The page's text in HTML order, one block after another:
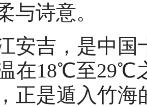
与诗意。
安吉，是中国
在18℃至29℃
正是遁入竹